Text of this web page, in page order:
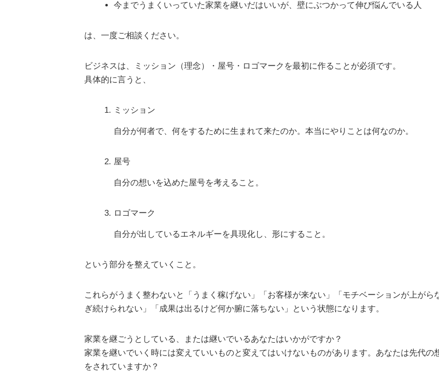
今までうまくいっていた家業を継いだはいいが、壁にぶつかって伸び悩んでいる人
は、一度ご相談ください。
ビジネスは、ミッション（理念）・屋号・ロゴマークを最初に作ることが必須です。
具体的に言うと、
ミッション
自分が何者で、何をするために生まれて来たのか。本当にやりことは何なのか。
屋号
自分の想いを込めた屋号を考えること。
ロゴマーク
自分が出しているエネルギーを具現化し、形にすること。
という部分を整えていくこと。
これらがうまく整わないと「うまく稼げない」「お客様が来ない」「モチベーションが上が
ぎ続けられない」「成果は出るけど何か腑に落ちない」という状態になります。
家業を継ごうとしている、または継いでいるあなたはいかがですか？
家業を継いでいく時には変えていいものと変えてはいけないものがあります。あなたは先代の
をされていますか？